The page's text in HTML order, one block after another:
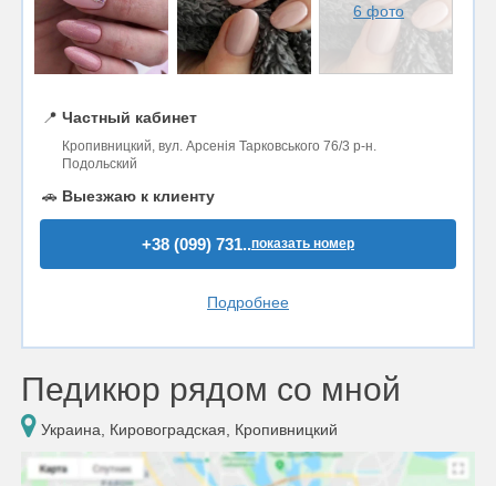
6 фото
📍 Частный кабинет
Кропивницкий, вул. Арсенія Тарковського 76/3 р-н.
Подольский
🚗 Выезжаю к клиенту
+38 (099) 731..показать номер
Подробнее
Педикюр рядом со мной
Украина, Кировоградская, Кропивницкий